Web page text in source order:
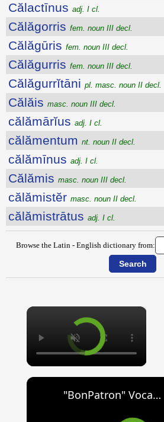
Călactīnus adj. I cl.
Călăgorris fem. noun III decl.
Călăgūris fem. noun III decl.
Călăgurris fem. noun III decl.
Călăgurrĭtāni pl. masc. noun II decl.
Călăis masc. noun III decl.
călămārĭus adj. I cl.
călămentum nt. noun II decl.
călămīnus adj. I cl.
Călămis masc. noun III decl.
călămistĕr masc. noun II decl.
călămistrātus adj. I cl.
Browse the Latin - English dictionary from:
×
"BonPatron" Vocabulary Guide: School